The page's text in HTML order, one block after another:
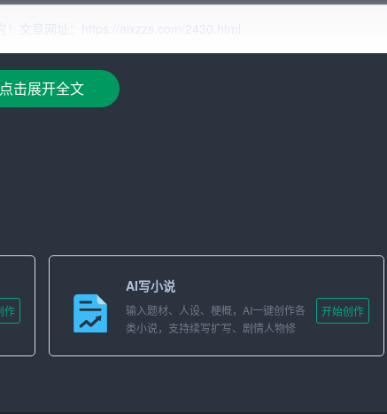
入各种新鲜的元素。无论是历史典故、名人名言，还是流行
创作者可以学习到更多的表达技巧，提高自己的写作水平。
是一款机器产品，缺乏人类的创新思维。当创作者面临瓶颈
感。这对于提高文学素养，具有很大的帮助。
！文章网址：https://aixzzs.com/2430.html
点击展开全文
作
AI写小说
输入题材、人设、梗概，AI一键创作各
类小说，支持续写扩写、剧情人物修
开始创作